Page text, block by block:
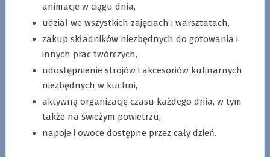
animacje w ciągu dnia,
udział we wszystkich zajęciach i warsztatach,
zakup składników niezbędnych do gotowania i
innych prac twórczych,
udostępnienie strojów i akcesoriów kulinarnych
niezbędnych w kuchni,
aktywną organizację czasu każdego dnia, w tym
także na świeżym powietrzu,
napoje i owoce dostępne przez cały dzień.